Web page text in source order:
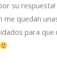
su
quedan
para que